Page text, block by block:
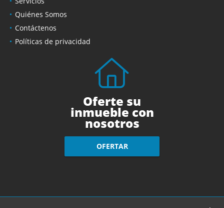
Quiénes Somos
Contáctenos
Políticas de privacidad
Oferte su
inmueble con
nosotros
OFERTAR